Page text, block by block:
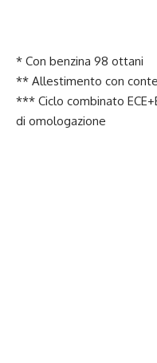
* Con benzina 98 ottani
** Allestimento con
*** Ciclo combinato
di omologazione